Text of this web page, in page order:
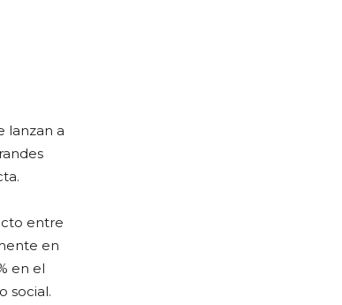
lanzan a
entre
en
en el
social.